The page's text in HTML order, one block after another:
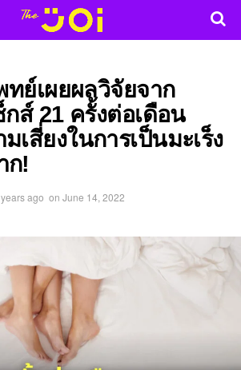
ทย์เผยผลวิจัยจาก
ส์ 21 ครั้งต่อเดือน
เสี่ยงในการเป็นมะเร็ง
ก!
ago on June 14, 2022